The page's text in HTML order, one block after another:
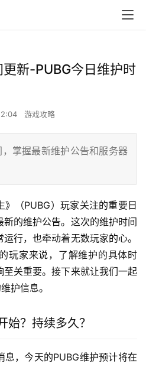
新-PUBG今日维护时
游戏攻略
掌握最新维护公告和服务器
（PUBG）玩家关注的重要日
的维护公告。这次的维护时间
行，也牵动着无数玩家的心。
玩家来说，了解维护的具体时
关重要。接下来就让我们一起
护信息。
始？持续多久？
息，今天的PUBG维护预计将在